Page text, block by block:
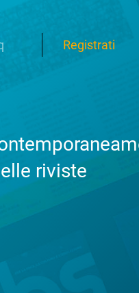
Registrati
riviste